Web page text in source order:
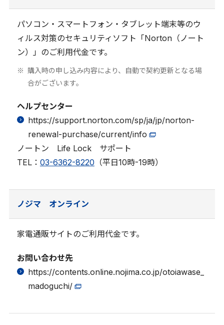
パソコン・スマートフォン・タブレット端末等のウ
ィルス対策のセキュリティソフト「Norton（ノート
ン）」のご利用代金です。
購入時の申し込み内容により、自動で契約更新となる場
合がございます。
ヘルプセンター
https://support.norton.com/sp/ja/jp/norton-
renewal-purchase/current/info
ノートン Life Lock サポート
TEL： 03-6362-8220 （平日10時-19時）
ノジマ オンライン
家電通販サイトのご利用代金です。
お問い合わせ先
https://contents.online.nojima.co.jp/otoiawase_
madoguchi/